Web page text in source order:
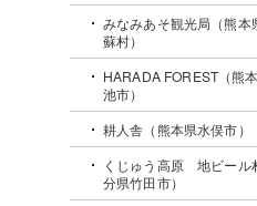
みなみあそ観光局（熊本
蘇村）
HARADA FOREST（熊
池市）
耕人舎（熊本県水俣市）
くじゅう高原 地ビール
分県竹田市）